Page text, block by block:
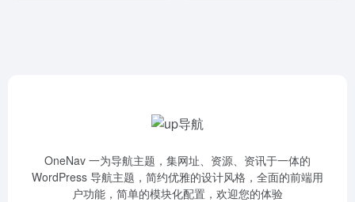
OneNav 一为导航主题，集网址、资源、资讯于一体的
WordPress 导航主题，简约优雅的设计风格，全面的前端用
户功能，简单的模块化配置，欢迎您的体验